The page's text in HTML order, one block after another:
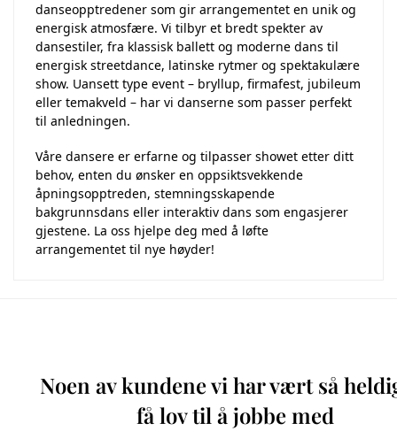
danseopptredener som gir arrangementet en unik og
energisk atmosfære. Vi tilbyr et bredt spekter av
dansestiler, fra klassisk ballett og moderne dans til
energisk streetdance, latinske rytmer og spektakulære
show. Uansett type event – bryllup, firmafest, jubileum
eller temakveld – har vi danserne som passer perfekt
til anledningen.
Våre dansere er erfarne og tilpasser showet etter ditt
behov, enten du ønsker en oppsiktsvekkende
åpningsopptreden, stemningsskapende
bakgrunnsdans eller interaktiv dans som engasjerer
gjestene. La oss hjelpe deg med å løfte
arrangementet til nye høyder!
Noen av kundene vi har vært så
få lov til å jobbe med